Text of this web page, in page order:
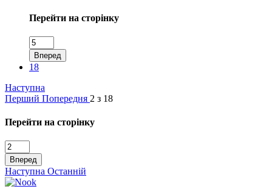
Перейти на сторінку
Вперед
18
Наступна
Перший Попередня 2 з 18
Перейти на сторінку
Вперед
Наступна Останній